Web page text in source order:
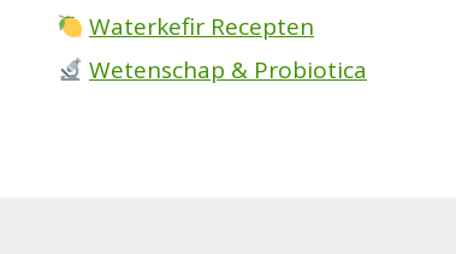
Waterkefir Recepten
Wetenschap & Probiotica